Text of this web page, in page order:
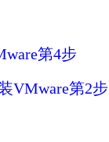
第4步
VMware第2步